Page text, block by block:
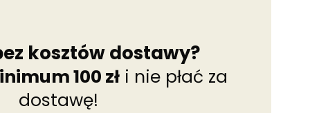
kosztów dostawy?
100 zł i nie płać za
dostawę!